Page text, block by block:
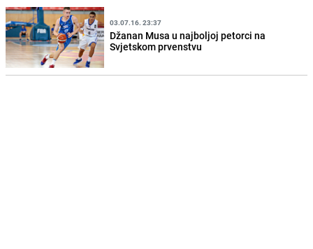
03.07.16. 23:37
Džanan Musa u najboljoj petorci na
Svjetskom prvenstvu